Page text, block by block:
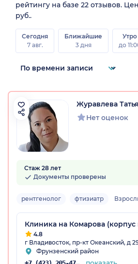
рейтингу на базе 22 отзывов.
руб..
Сегодня
7 авг.
Ближайшие
3 дня
Утро
до
Журавлева
Нет оценок
Стаж 28 лет
Документы проверены
рентгенолог фтизиатр
Клиника на Комарова
4.8
г Владивосток, пр-кт Океанский, д
Фрунзенский район